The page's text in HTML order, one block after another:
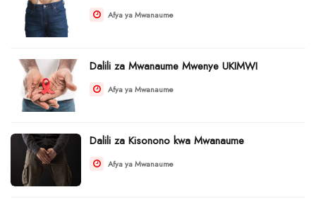
Afya ya Mwanaume
Dalili za Mwanaume Mwenye UKIMWI
Afya ya Mwanaume
Dalili za Kisonono kwa Mwanaume
Afya ya Mwanaume